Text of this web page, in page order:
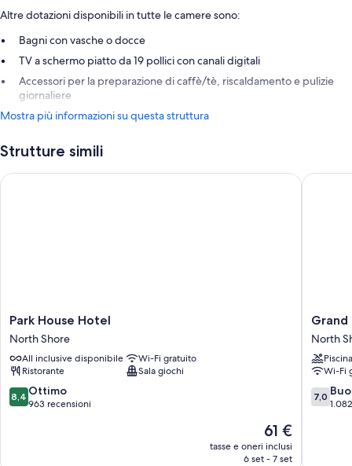
Altre dotazioni disponibili in tutte le camere sono:
Bagni con vasche o docce
TV a schermo piatto da 19 pollici con canali digitali
Accessori per la preparazione di caffè/tè, riscaldamento e pulizie
giornaliere
Mostra più informazioni su questa struttura
Strutture simili
Park
House
Hotel
North
Shore
Park House Hotel
North Shore
All inclusive disponibile
Wi-Fi gratuito
Ristorante
Sala giochi
8.4
su
8,4 Ottimo
963 recensioni
Il
prezzo
attuale
61 €
tasse e oneri inclusi
6 set - 7 set
Park House Hotel
Grand
Hotel
North
Shore
Grand
North
Piscina
Wi-Fi
7.0
su
7,0
Grand